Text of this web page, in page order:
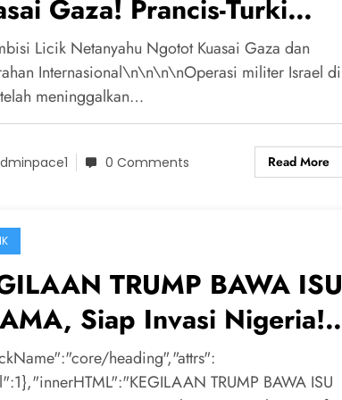
Gaza! Prancis-Turki
Akan Serang Israel?
Licik Netanyahu Ngotot Kuasai Gaza dan
Internasional\n\n\n\nOperasi militer Israel di
meninggalkan…
0 Comments Read More
TRUMP BAWA ISU
Siap Invasi Nigeria!
Mengejutkan Motif
Di Afrika
heading","attrs":
TRUMP BAWA ISU